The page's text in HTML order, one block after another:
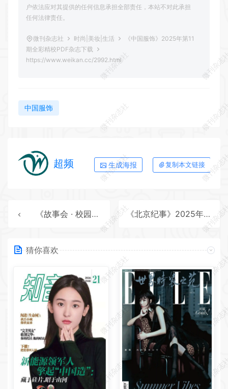
户依法应对其提供的任何信息承担全部责任，本站不对此承担
任何法律责任。
微刊杂志社 时尚|美妆|生活
《中国服饰》2025年第11
期全彩精校PDF杂志下载
https://www.weikan.cc/2992.html
中国服饰
超频 生成海报 复制本文链接
《故事会 · 校园版》2025年第12期全彩精校PDF杂志下载 《北京纪事》2025年第12期全彩精校PDF杂志下载
猜你喜欢
微刊杂志社
微刊杂
微刊杂志社
微刊杂
微刊杂志社
微刊杂
微刊杂志社
微刊杂
微刊杂志社
微刊杂
微刊杂志社
微刊杂
微刊杂志社
微刊杂